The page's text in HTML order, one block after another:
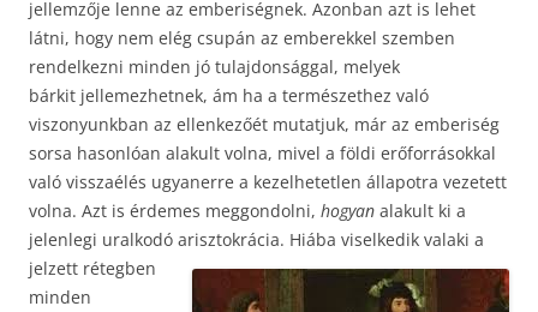
jellemzője lenne az emberiségnek. Azonban azt is lehet
látni, hogy nem elég csupán az emberekkel szemben
rendelkezni minden jó tulajdonsággal, melyek
bárkit jellemezhetnek, ám ha a természethez való
viszonyunkban az ellenkezőét mutatjuk, már az emberiség
sorsa hasonlóan alakult volna, mivel a földi erőforrásokkal
való visszaélés ugyanerre a kezelhetetlen állapotra vezetett
volna. Azt is érdemes meggondolni, hogyan alakult ki a
jelenlegi uralkodó arisztokrácia. Hiába viselkedik valaki a
jelzett rétegben
minden